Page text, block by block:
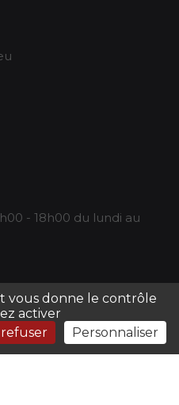
- 18h00 du lundi au
-Mentions légales
de ventes
vous donne le contrôle
activer
Personnaliser